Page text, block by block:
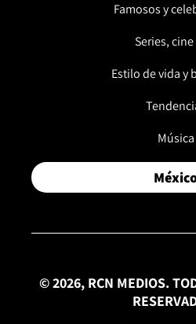
Famosos y
Series, cine
Estilo de vida y
Música
© 2026, RCN MEDIOS.